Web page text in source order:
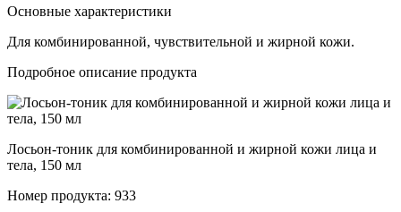
Основные характеристики
Для комбинированной, чувствительной и жирной кожи.
Подробное описание продукта
Лосьон-тоник для комбинированной и жирной кожи лица и
тела, 150 мл
Номер продукта: 933